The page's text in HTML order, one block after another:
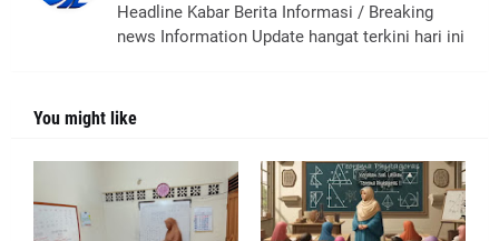
Headline Kabar Berita Informasi / Breaking
news Information Update hangat terkini hari ini
You might like